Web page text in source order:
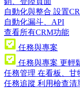
自動化與整合 設置
自動化漏斗、API
查看所有CRM功能
任務與專案
任務與專案 更輕
任務管理 在看板、甘
任務追蹤 利用檢查清